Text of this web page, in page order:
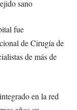
sano
fue
de Cirugía de
de más de
en la red